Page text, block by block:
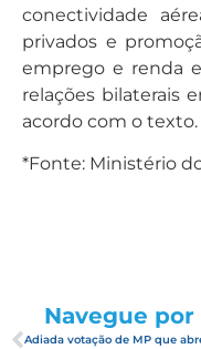
conectividade
privados e
emprego e renda
relações bilaterais
acordo com o texto.
*Fonte: Ministério
Navegue